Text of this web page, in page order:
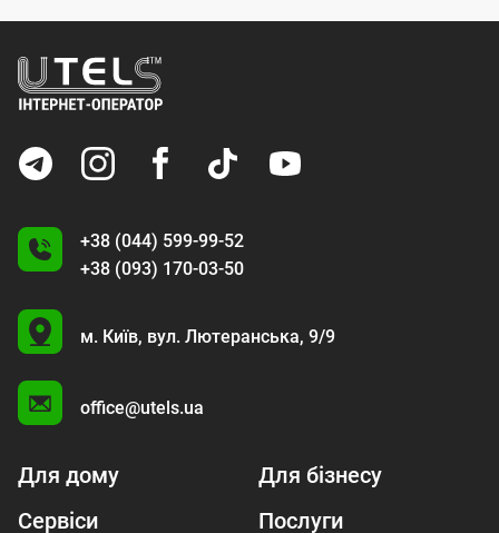
+38 (044) 599-99-52
+38 (093) 170-03-50
U
м. Київ, вул. Лютеранська, 9/9
office@utels.ua
Для дому
Для бізнесу
Сервіси
Послуги